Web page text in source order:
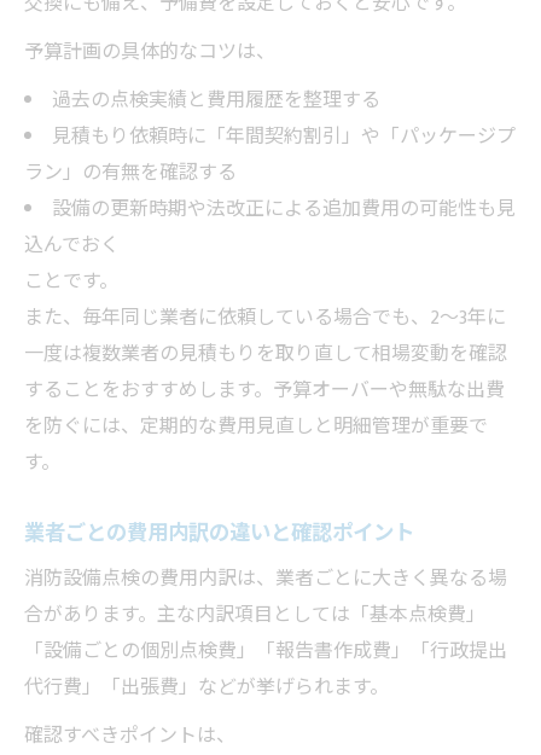
予算計画の具体的なコツは、
過去の点検実績と費用履歴を整理する
見積もり依頼時に「年間契約割引」や「パッケージプ
ラン」の有無を確認する
設備の更新時期や法改正による追加費用の可能性も見
込んでおく
ことです。
また、毎年同じ業者に依頼している場合でも、2～3年に
一度は複数業者の見積もりを取り直して相場変動を確認
することをおすすめします。予算オーバーや無駄な出費
を防ぐには、定期的な費用見直しと明細管理が重要で
す。
業者ごとの費用内訳の違いと確認ポイント
消防設備点検の費用内訳は、業者ごとに大きく異なる場
合があります。主な内訳項目としては「基本点検費」
「設備ごとの個別点検費」「報告書作成費」「行政提出
代行費」「出張費」などが挙げられます。
確認すべきポイントは、